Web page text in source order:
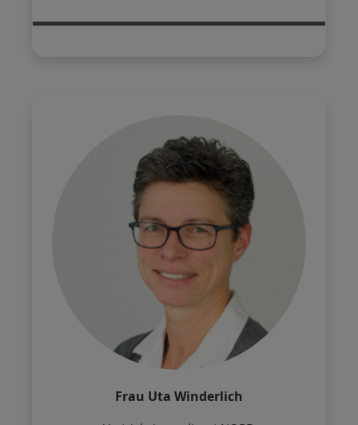
Frau Uta Winderlich